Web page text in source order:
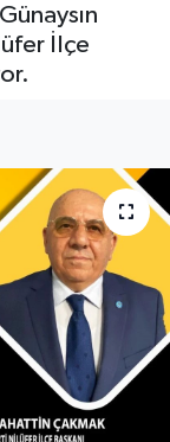
İlçe